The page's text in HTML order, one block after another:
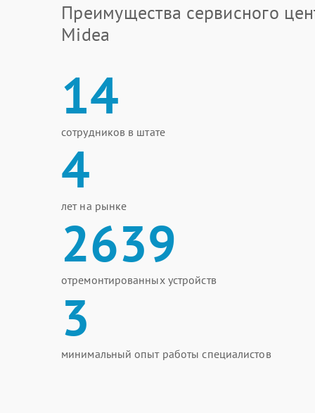
Преимущества сервисного
Midea
14
сотрудников в штате
4
лет на рынке
2639
отремонтированных устройств
3
минимальный опыт работы специалистов